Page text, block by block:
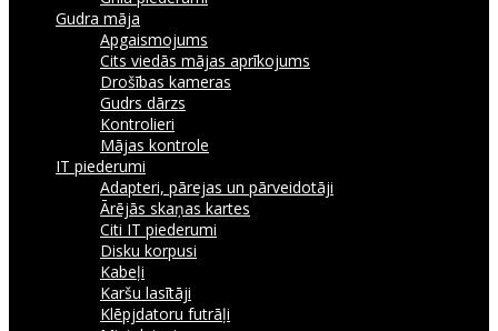
Gudra māja
Apgaismojums
Cits viedās mājas aprīkojums
Drošības kameras
Gudrs dārzs
Kontrolieri
Mājas kontrole
IT piederumi
Adapteri, pārejas un pārveidotāji
Ārējās skaņas kartes
Citi IT piederumi
Disku korpusi
Kabeļi
Karšu lasītāji
Klēpjdatoru futrāļi